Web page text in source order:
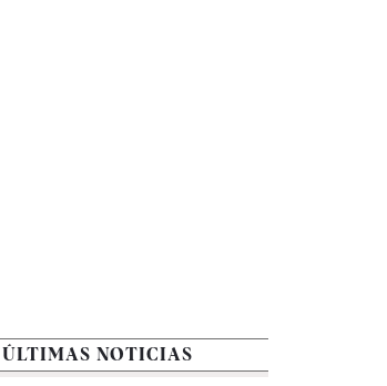
ÚLTIMAS NOTICIAS